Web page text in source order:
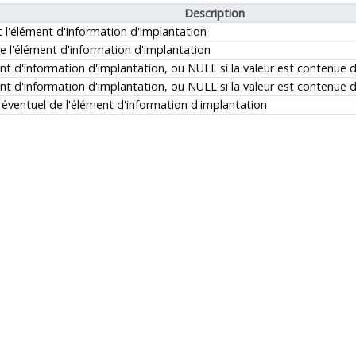
Description
l'élément d'information d'implantation
l'élément d'information d'implantation
d'information d'implantation, ou NULL si la valeur est contenue
d'information d'implantation, ou NULL si la valeur est contenue
de l'élément d'information d'implantation